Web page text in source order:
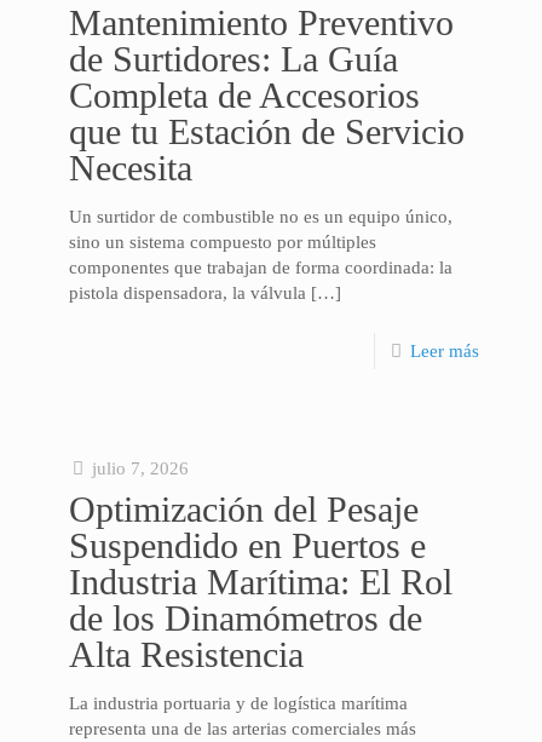
Mantenimiento Preventivo
de Surtidores: La Guía
Completa de Accesorios
que tu Estación de Servicio
Necesita
Un surtidor de combustible no es un equipo único,
sino un sistema compuesto por múltiples
componentes que trabajan de forma coordinada: la
pistola dispensadora, la válvula […]
Leer más
julio 7, 2026
Optimización del Pesaje
Suspendido en Puertos e
Industria Marítima: El Rol
de los Dinamómetros de
Alta Resistencia
La industria portuaria y de logística marítima
representa una de las arterias comerciales más